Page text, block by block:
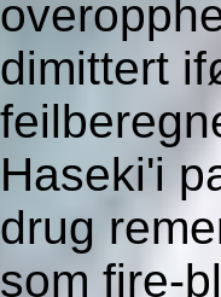
dimittert
Haseki'i
drug
som fire-